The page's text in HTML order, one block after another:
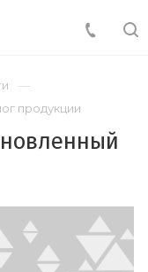
продукции